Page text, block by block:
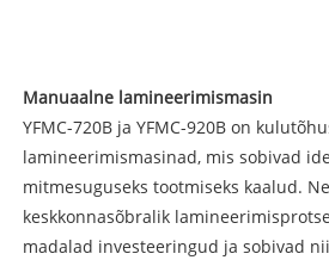
Manuaalne lamineerimismasin
YFMC-720B ja YFMC-920B on
lamineerimismasinad, mis sobivad
mitmesuguseks tootmiseks kaalud.
keskkonnasõbralik
madalad investeeringud ja sobivad